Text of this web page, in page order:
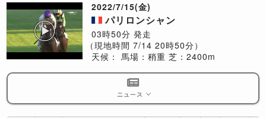
2022/7/15(金)
パリロンシャン
03時50分 発走
（現地時間 7/14 20時50分）
天候： 馬場：稍重 芝：2400m
ニュース